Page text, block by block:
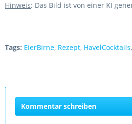
Hinweis: Das Bild ist von einer KI
Tags: EierBirne, Rezept, HavelCocktails,
Kommentar schreiben